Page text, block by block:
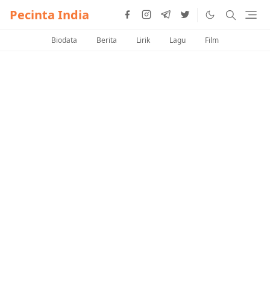
Pecinta India
Biodata Berita Lirik Lagu Film